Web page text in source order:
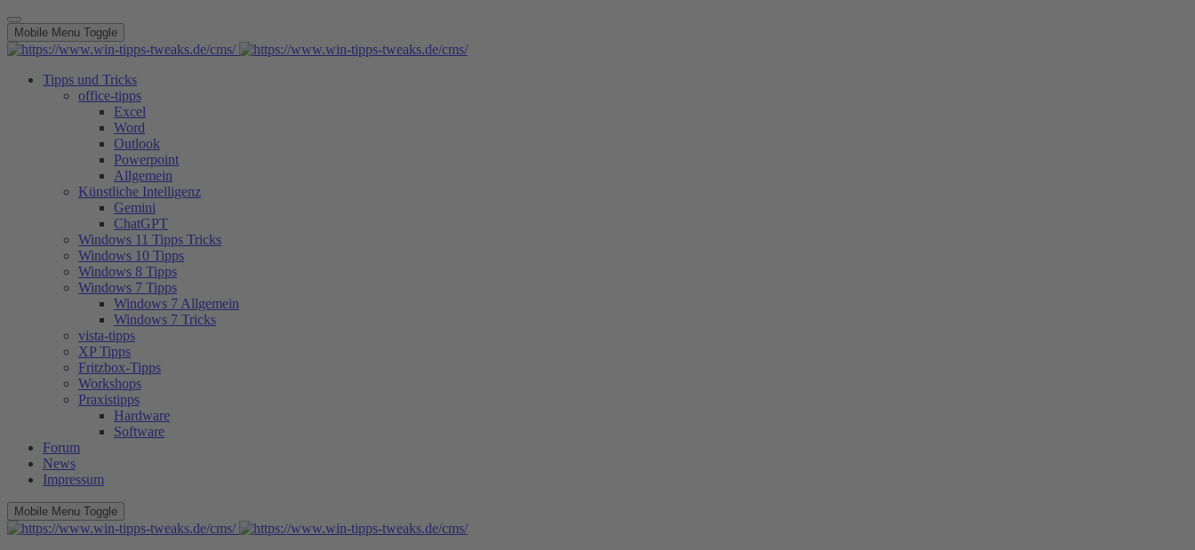
Mobile Menu Toggle
Tipps und Tricks
office-tipps
Excel
Word
Outlook
Powerpoint
Allgemein
Künstliche Intelligenz
Gemini
ChatGPT
Windows 11 Tipps Tricks
Windows 10 Tipps
Windows 8 Tipps
Windows 7 Tipps
Windows 7 Allgemein
Windows 7 Tricks
vista-tipps
XP Tipps
Fritzbox-Tipps
Workshops
Praxistipps
Hardware
Software
Forum
News
Impressum
Mobile Menu Toggle